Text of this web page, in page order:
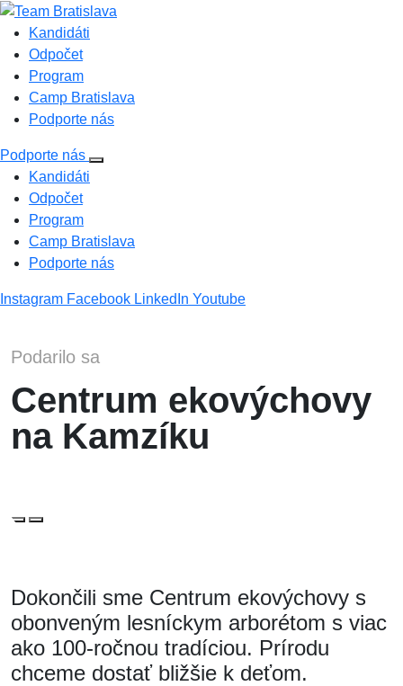
Kandidáti
Odpočet
Program
Camp Bratislava
Podporte nás
Podporte nás
Kandidáti
Odpočet
Program
Camp Bratislava
Podporte nás
Instagram Facebook LinkedIn Youtube
Podarilo sa
Centrum ekovýchovy
na Kamzíku
Dokončili sme Centrum ekovýchovy s
obonveným lesníckym arborétom s viac
ako 100-ročnou tradíciou. Prírodu
chceme dostať bližšie k deťom.